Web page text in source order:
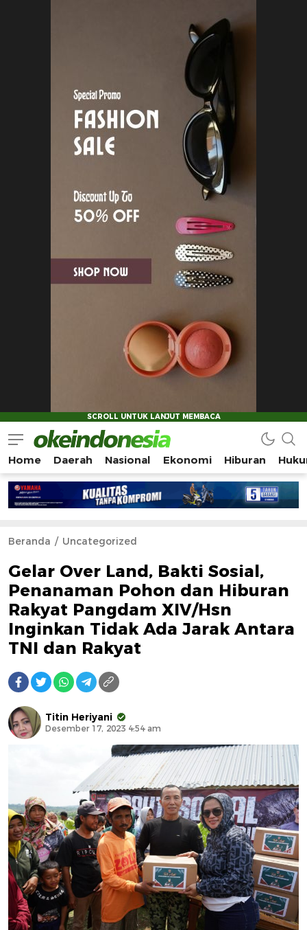
Okeindonesia.Online
Mengonlinekan Indonesia Secara Utuh
Home Daerah Nasional Ekonomi Hiburan
Beranda Uncategorized
Gelar Over Land, Bakti Sosial,
Penanaman Pohon dan Hiburan
Rakyat Pangdam XIV/Hsn
Inginkan Tidak Ada Jarak Antara
TNI dan Rakyat
Titin Heriyani
Desember 17, 2023 4:54 am